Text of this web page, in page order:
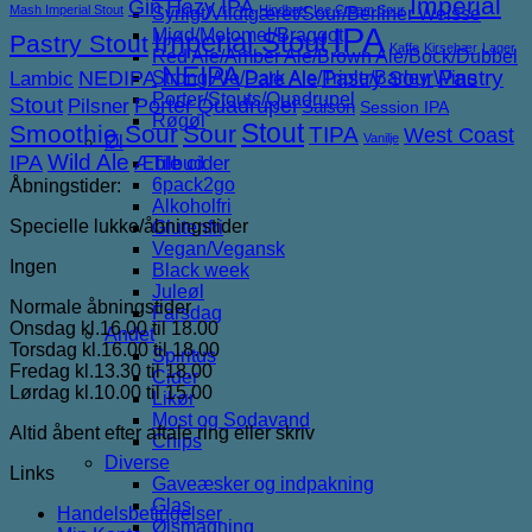
Syrligt/Vildtgæret/Sour/Berliner Weisse
Mjød/Melomel/Braggot
Red Ale/Amber Ale/Brown Ale/Bock/Dubbel
Strong Ale/Dark Ale/Triple/Barley Wine
Porter/Stouts/Quadrupel
Røgøl
Øl
Tilbud
6pack2go
Alkoholfri
Glutenfri
Vegan/Vegansk
Black week
Juleøl
Farsdag
Andet
Spiritus
Cider
Likør
Most og Sodavand
Chips
Diverse
Gaveæsker og indpakning
Glas
Ølsmagning
Mash Imperial Stout GinHazy IPA Hindbær Ice Cream Sour
Pastry StoutImperial StoutIPA Kaffe Kirsebær Lager
Lambic NEDIPANEIPA Pale Ale Pastry SourPastry
Stout Pilsner Porter Quadrupel Saison Session IPA
Smoothie SourSour StoutTIPA Vanilje West Coast
IPAWild Ale Æble cider
Åbningstider:
Specielle lukke/åbningstider
Ingen
Normale åbningstider
Onsdag kl.16.00 til 18.00
Torsdag kl.16.00 til 18.00
Fredag kl.13.30 til 18.00
Lørdag kl.10.00 til 15.00
Altid åbent efter aftale ring eller skriv
Links
Handelsbetingelser